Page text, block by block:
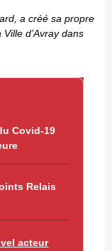
Covid-19
Relais
acteur
a créé sa propre
d’Avray dans